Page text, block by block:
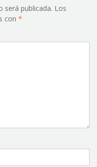
será publicada. Los
con *